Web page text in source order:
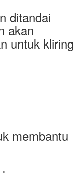
ditandai
akan
untuk kliring
membantu